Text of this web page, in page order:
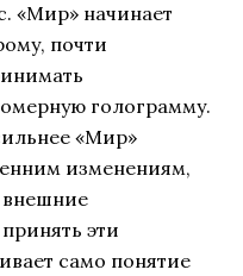
«Мир» начинает
почти
голограмму.
«Мир»
изменениям,
внешние
эти
само понятие